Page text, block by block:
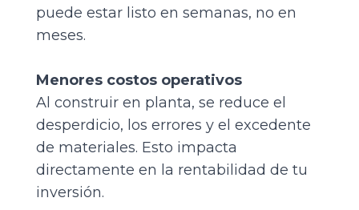
puede estar listo en semanas, no en
meses.
Menores costos operativos
Al construir en planta, se reduce el
desperdicio, los errores y el excedente
de materiales. Esto impacta
directamente en la rentabilidad de tu
inversión.